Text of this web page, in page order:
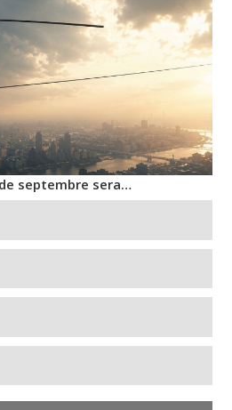
septembre sera…